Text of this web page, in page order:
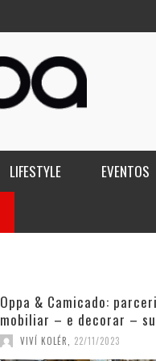
LIFESTYLE EVENTOS
Oppa & Camicado:
mobiliar – e decorar –
VIVÍ KOLÉR 22/11/2023